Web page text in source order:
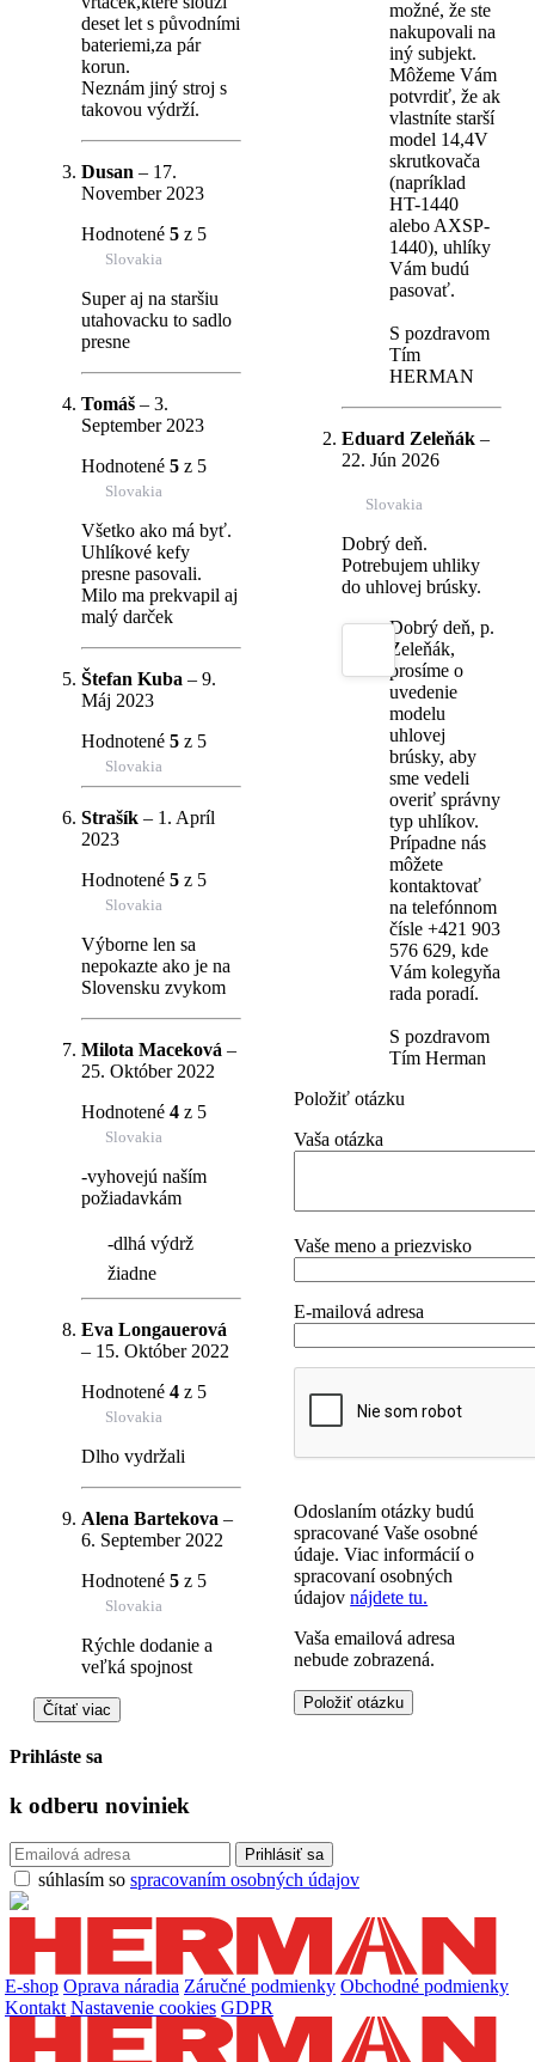
deset let s původními
bateriemi,za pár
korun.
Neznám jiný stroj s
takovou výdrží.
Dusan – 17.
November 2023
Hodnotené 5 z 5
Slovakia
Super aj na staršiu
utahovacku to sadlo
presne
Tomáš – 3.
September 2023
Hodnotené 5 z 5
Slovakia
Všetko ako má byť.
Uhlíkové kefy
presne pasovali.
Milo ma prekvapil aj
malý darček
Štefan Kuba – 9.
Máj 2023
Hodnotené 5 z 5
Slovakia
Strašík – 1. Apríl
2023
Hodnotené 5 z 5
Slovakia
Výborne len sa
nepokazte ako je na
Slovensku zvykom
Milota Maceková –
25. Október 2022
Hodnotené 4 z 5
Slovakia
-vyhovejú naším
požiadavkám
-dlhá výdrž
žiadne
Eva Longauerová
– 15. Október 2022
Hodnotené 4 z 5
Slovakia
Dlho vydržali
Alena Bartekova –
6. September 2022
Hodnotené 5 z 5
Slovakia
Rýchle dodanie a
veľká spojnost
Čítať viac
možné, že ste
nakupovali na
iný subjekt.
Môžeme Vám
potvrdiť, že ak
vlastníte starší
model 14,4V
skrutkovača
(napríklad
HT-1440
alebo AXSP-
1440), uhlíky
Vám budú
pasovať.
S pozdravom
Tím
HERMAN
Eduard Zeleňák –
22. Jún 2026
Slovakia
Dobrý deň.
Potrebujem uhliky
do uhlovej brúsky.
Dobrý deň, p.
Zeleňák,
prosíme o
uvedenie
modelu
uhlovej
brúsky, aby
sme vedeli
overiť správny
typ uhlíkov.
Prípadne nás
môžete
kontaktovať
na telefónnom
čísle +421 903
576 629, kde
Vám kolegyňa
rada poradí.
S pozdravom
Tím Herman
Položiť otázku
Vaša otázka
Vaše meno a priezvisko
E-mailová adresa
Odoslaním otázky budú
spracované Vaše osobné
údaje. Viac informácií o
spracovaní osobných
údajovnájdete tu.
Vaša emailová adresa
nebude zobrazená.
Prihláste sa
k odberu noviniek
súhlasím so spracovaním osobných údajov
E-shop Oprava náradia Záručné podmienky Obchodné podmienky
Kontakt Nastavenie cookies GDPR